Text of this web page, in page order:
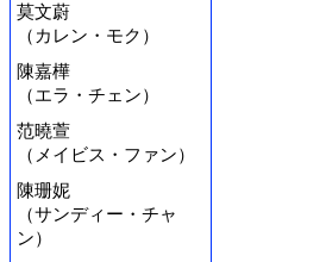
莫文蔚
（カレン・モク）
陳嘉樺
（エラ・チェン）
范曉萱
（メイビス・ファン）
陳珊妮
（サンディー・チャ
ン）